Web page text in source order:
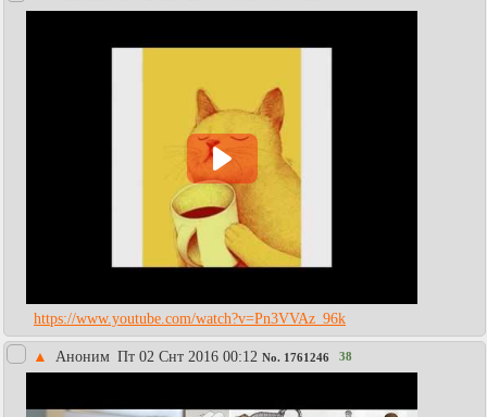
https://www.youtube.com/watch?v=Pn3VVAz_96k
▲ Аноним Пт 02 Снт 2016 00:12 No. 1761246 38